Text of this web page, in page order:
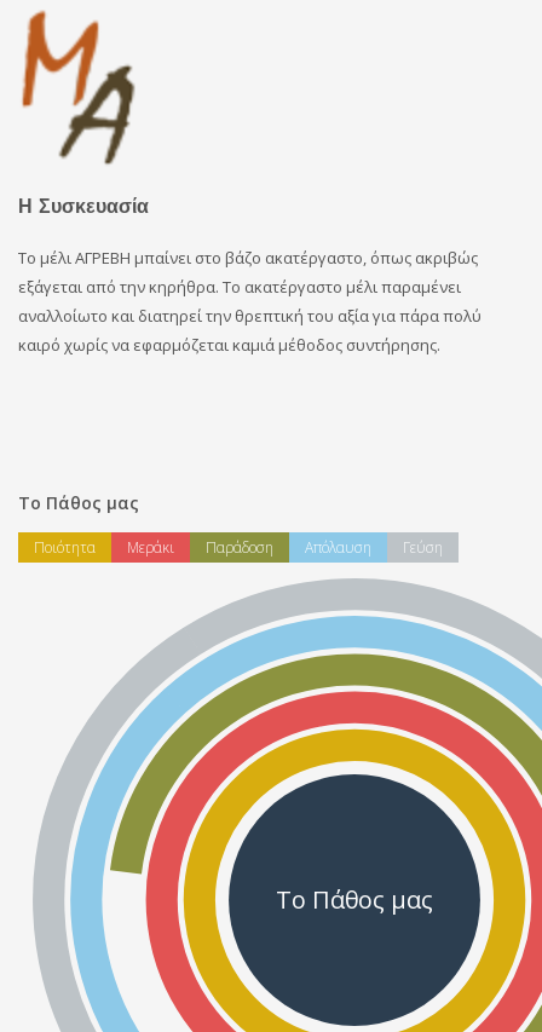
Η Συσκευασία
Το μέλι ΑΓΡΕΒΗ μπαίνει στο βάζο ακατέργαστο, όπως ακριβώς
εξάγεται από την κηρήθρα. Το ακατέργαστο μέλι παραμένει
αναλλοίωτο και διατηρεί την θρεπτική του αξία για πάρα πολύ
καιρό χωρίς να εφαρμόζεται καμιά μέθοδος συντήρησης.
Το Πάθος μας
Ποιότητα Μεράκι Παράδοση Απόλαυση Γεύση
Το Πάθος μας